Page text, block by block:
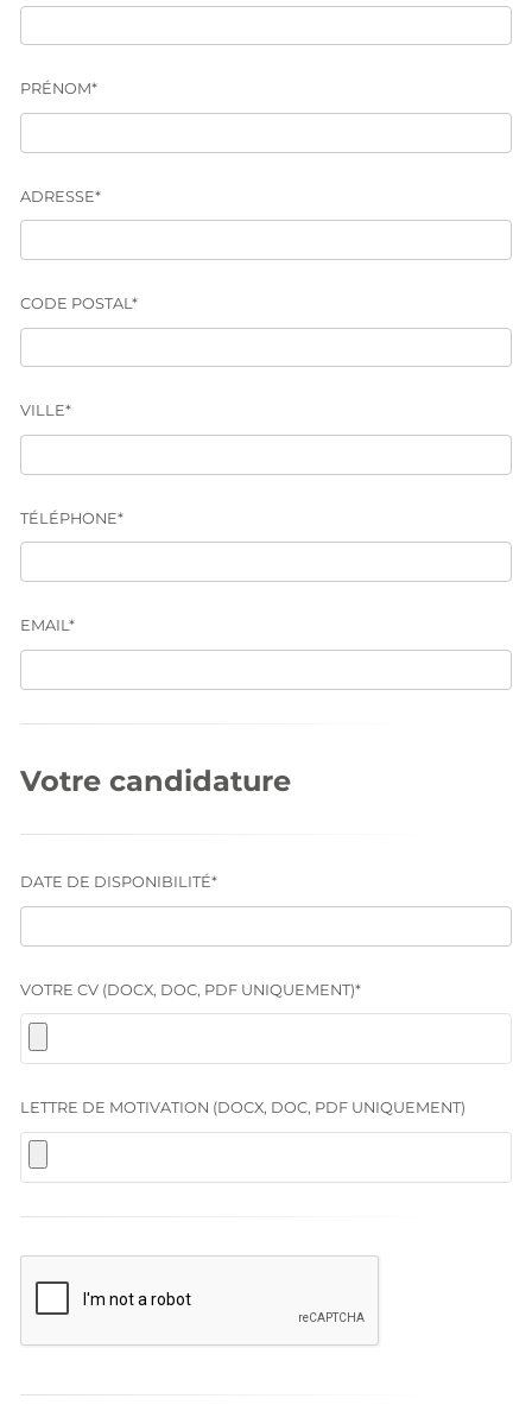
PRÉNOM*
ADRESSE*
CODE POSTAL*
VILLE*
TÉLÉPHONE*
EMAIL*
Votre candidature
DATE DE DISPONIBILITÉ*
VOTRE CV (DOCX, DOC, PDF UNIQUEMENT)*
LETTRE DE MOTIVATION (DOCX, DOC, PDF UNIQUEMENT)